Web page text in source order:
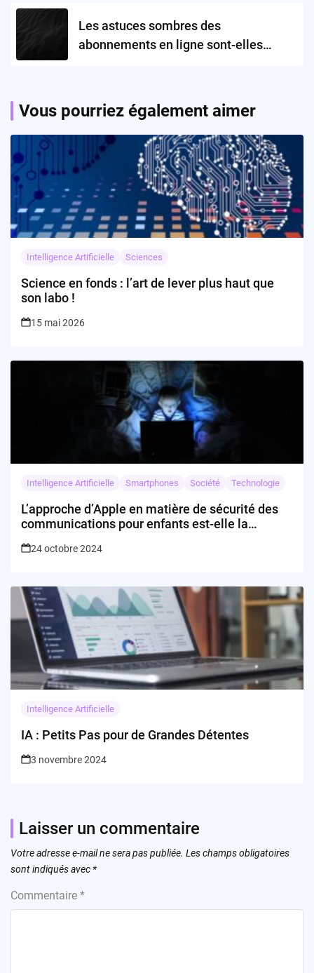
Les astuces sombres des
abonnements en ligne sont-elles
Vous pourriez également aimer
Intelligence Artificielle Sciences
Science en fonds : l’art de lever plus haut que
son labo !
15 mai 2026
Intelligence Artificielle Smartphones Société Technologie
L’approche d’Apple en matière de sécurité des
communications pour enfants est-elle la
24 octobre 2024
Intelligence Artificielle
IA : Petits Pas pour de Grandes Détentes
3 novembre 2024
Laisser un commentaire
Votre adresse e-mail ne sera pas publiée. Les champs obligatoires
sont indiqués avec *
Commentaire *